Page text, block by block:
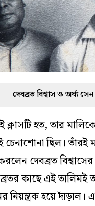
দেবব্রত বিশ্বাস ও অর্ঘ্য সেন
ক্লাসটি হত, তার
চেনাশোনা ছিল। তাঁরই
দেবব্রত
কাছে এই তালিমই
নিয়ন্ত্রক হয়ে দাঁড়াল।